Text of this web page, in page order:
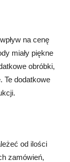
na cenę
miały piękne
obróbki,
Te dodatkowe
od ilości
zamówień,